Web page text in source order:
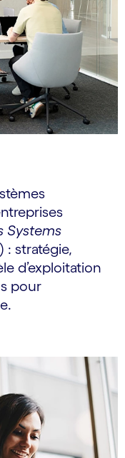
Systems
: stratégie,
d’exploitation
pour